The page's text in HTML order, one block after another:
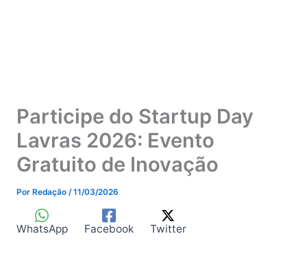
Participe do Startup Day
Lavras 2026: Evento
Gratuito de Inovação
Por Redação /11/03/2026
WhatsApp Facebook Twitter